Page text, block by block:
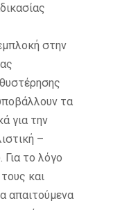
στην
τα
για την
–
Για το λόγο
και
απαιτούμενα